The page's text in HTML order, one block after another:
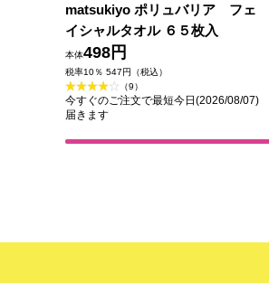
matsukiyo ポリュバリア フェ
イシャルタオル ６５枚入
本体498円
税率10％ 547円（税込）
（9）
今すぐのご注文で最短今日(2026/08/07)
届きます